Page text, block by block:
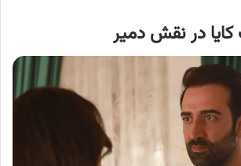
کایا در نقش دمیر